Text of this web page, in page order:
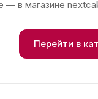
— в магазине
Перейти в